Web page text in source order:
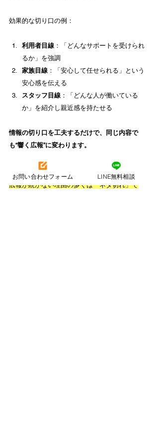
効果的な切り口の例：
利用者目線 ：「どんなサポートを受けられ
るか」を強調
家族目線 ：「安心して任せられる」という
安心感を伝える
スタッフ目線 ：「どんな人が働いている
か」を紹介し親近感を持たせる
情報の切り口を工夫するだけで、同じ内容で
も“響く広報”に変わります。
4.4 継続発信のためのネタ出しと運営術
広報が続かない理由の多くは「ネタ切れ」で
お問い合わせフォーム LINE無料相談